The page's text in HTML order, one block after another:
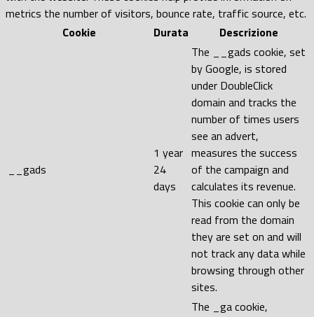
metrics the number of visitors, bounce rate, traffic source, etc.
Cookie
Durata Descrizione
__gads
1 year
24
days
The __gads cookie, set
by Google, is stored
under DoubleClick
domain and tracks the
number of times users
see an advert,
measures the success
of the campaign and
calculates its revenue.
This cookie can only be
read from the domain
they are set on and will
not track any data while
browsing through other
sites.
The _ga cookie,